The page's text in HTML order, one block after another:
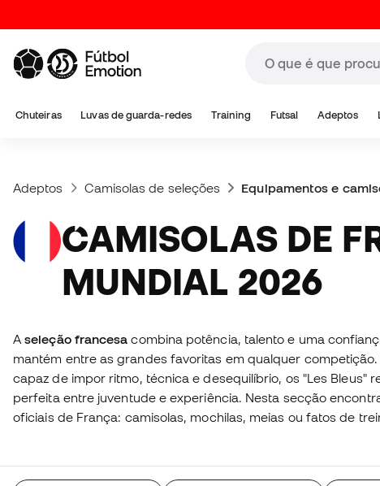
Chuteiras Luvas de guarda-redes Training Futsal Adeptos
Adeptos Camisolas de seleções Equipamentos e
CAMISOLAS DE FRANÇA
MUNDIAL 2026
Aseleção francesacombina potência, talento e uma
mantém entre as grandes favoritas em qualquer
capaz de impor ritmo, técnica e desequilíbrio, os "Les Bleus"
perfeita entre juventude e experiência. Nesta secção
oficiais de França: camisolas, mochilas, meias ou fatos de